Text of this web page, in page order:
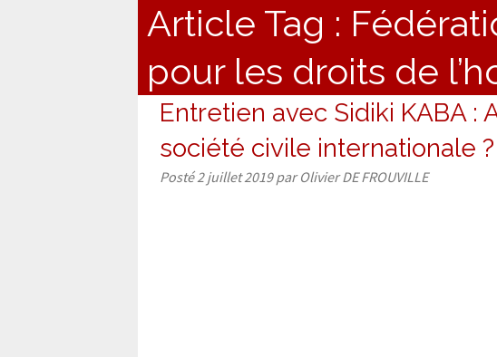
Article Tag :
pour les droits de
Entretien avec Sidiki KABA :
société civile internationale ?
Posté2 juillet 2019 par Olivier DE FROUVILLE